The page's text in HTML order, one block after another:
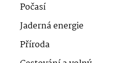
Počasí
Jaderná energie
Příroda